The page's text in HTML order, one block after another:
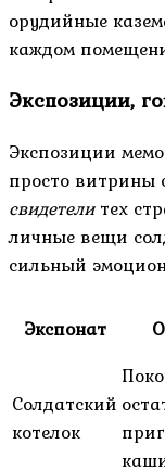
орудийные
каждом
Экспозиции,
Экспозиции
просто витрины
свидетелитех
личные вещи
сильный
Экспонат
Солдатский
котелок